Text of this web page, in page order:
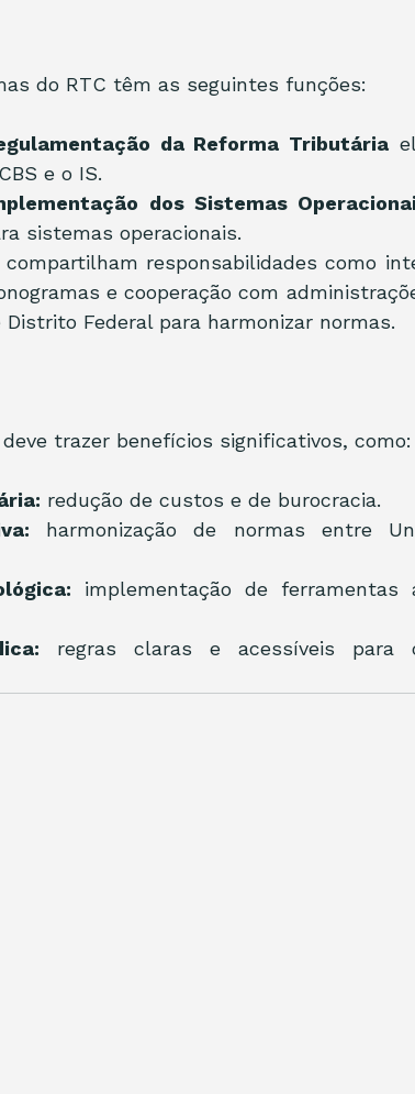
do RTC têm as seguintes funções:
da Reforma Tributária
e o IS.
dos Sistemas
sistemas operacionais.
responsabilidades como
e cooperação com
Federal para harmonizar normas.
trazer benefícios significativos, como:
redução de custos e de burocracia.
harmonização de normas entre
implementação de ferramentas
regras claras e acessíveis para